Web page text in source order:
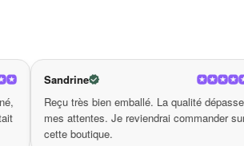
d’exprimer votre personnalité
événements!
La qualité dépasse
reviendrai commander sur
Christine F.
Un cadeau
La qualité est
l'emballage